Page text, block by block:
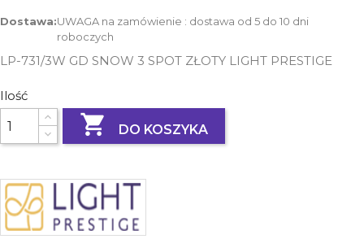
Dostawa:UWAGA na zamówienie : dostawa od 5 do 10 dni
roboczych
LP-731/3W GD SNOW 3 SPOT ZŁOTY LIGHT PRESTIGE
Ilość
 DO KOSZYKA